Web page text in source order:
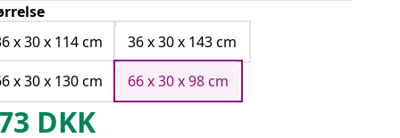
artisan
eg
Sort eg
x 30 x 114 cm
36 x 30 x 143 cm
x 30 x 130 cm
66 x 30 x 98 cm
DKK